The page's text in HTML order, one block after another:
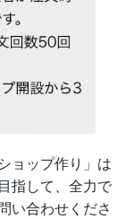
ョップ作り」は
指して、全力で
い合わせくださ